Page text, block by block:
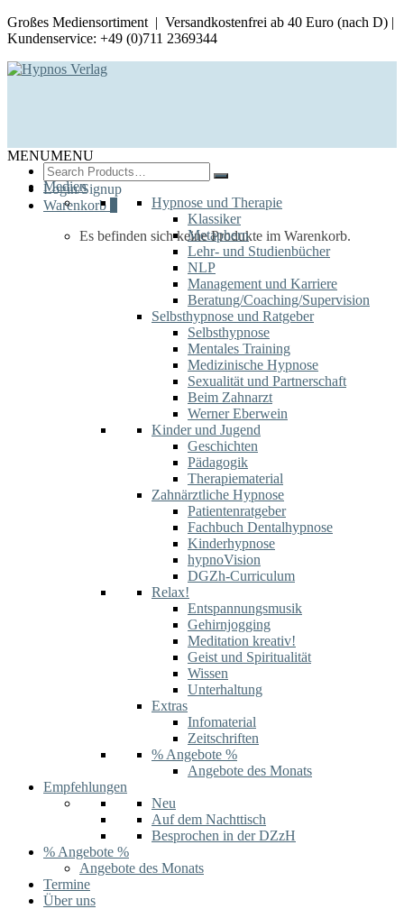
Großes Mediensortiment | Versandkostenfrei ab 40 Euro (nach D) |
Kundenservice: +49 (0)711 2369344
Search
for:
Login/Signup
Warenkorb
Es befinden sich keine Produkte im Warenkorb.
MENUMENU
Medien
Hypnose und Therapie
Klassiker
Metaphern
Lehr- und Studienbücher
NLP
Management und Karriere
Beratung/Coaching/Supervision
Selbsthypnose und Ratgeber
Selbsthypnose
Mentales Training
Medizinische Hypnose
Sexualität und Partnerschaft
Beim Zahnarzt
Werner Eberwein
Kinder und Jugend
Geschichten
Pädagogik
Therapiematerial
Zahnärztliche Hypnose
Patientenratgeber
Fachbuch Dentalhypnose
Kinderhypnose
hypnoVision
DGZh-Curriculum
Relax!
Entspannungsmusik
Gehirnjogging
Meditation kreativ!
Geist und Spiritualität
Wissen
Unterhaltung
Extras
Infomaterial
Zeitschriften
% Angebote %
Angebote des Monats
Empfehlungen
Neu
Auf dem Nachttisch
Besprochen in der DZzH
% Angebote %
Angebote des Monats
Termine
Über uns